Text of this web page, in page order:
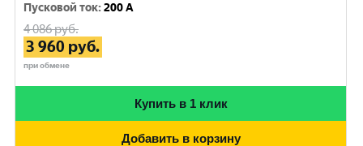
Пусковой ток:200 A
4 086руб.
3 960 руб.
при обмене
Купить в 1 клик
Добавить в корзину